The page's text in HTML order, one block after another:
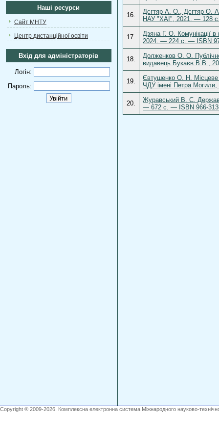
Наші ресурси
Сайт МНТУ
Центр дистанційної освіти
Вхід для адміністраторів
Логін:
Пароль:
16.
Дєгтяр А. О., Дєгтяр О.
НАУ "ХАІ", 2021. — 128
17.
Дзяна Г. О. Комунікації в
2024. — 224 с. — ISBN
18.
Долженков О. О.
видавець Букаєв В.В.,
19.
Євтушенко О. Н. Місцеве
ЧДУ імені Петра
20.
Журавський В. С.
— 672 с. — ISBN 966-
Copyright ® 2009-2026. Комплексна електронна система Міжнародного науково-